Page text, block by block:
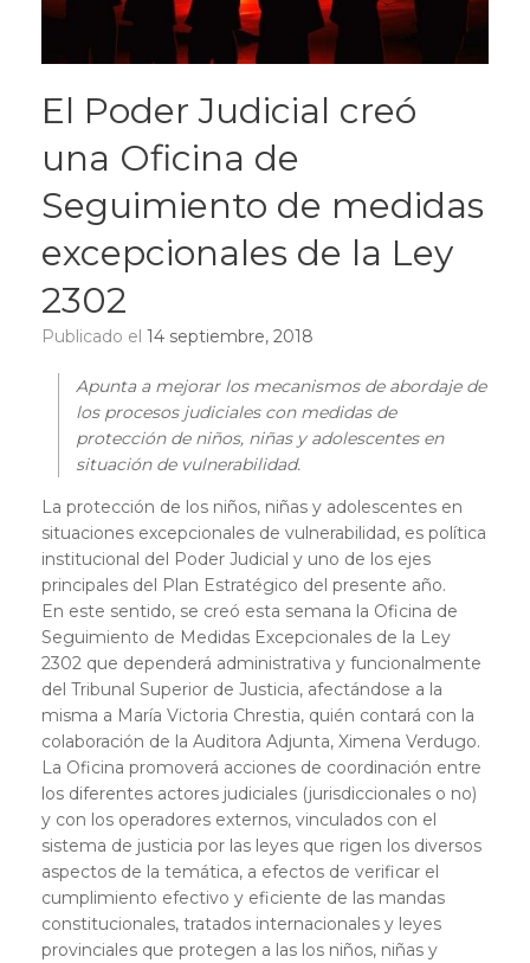
El Poder Judicial creó
una Oficina de
Seguimiento de medidas
excepcionales de la Ley
2302
Publicado el 14 septiembre, 2018
Apunta a mejorar los mecanismos de abordaje de
los procesos judiciales con medidas de
protección de niños, niñas y adolescentes en
situación de vulnerabilidad.
La protección de los niños, niñas y adolescentes en
situaciones excepcionales de vulnerabilidad, es política
institucional del Poder Judicial y uno de los ejes
principales del Plan Estratégico del presente año.
En este sentido, se creó esta semana la Oficina de
Seguimiento de Medidas Excepcionales de la Ley
2302 que dependerá administrativa y funcionalmente
del Tribunal Superior de Justicia, afectándose a la
misma a María Victoria Chrestia, quién contará con la
colaboración de la Auditora Adjunta, Ximena Verdugo.
La Oficina promoverá acciones de coordinación entre
los diferentes actores judiciales (jurisdiccionales o no)
y con los operadores externos, vinculados con el
sistema de justicia por las leyes que rigen los diversos
aspectos de la temática, a efectos de verificar el
cumplimiento efectivo y eficiente de las mandas
constitucionales, tratados internacionales y leyes
provinciales que protegen a las los niños, niñas y